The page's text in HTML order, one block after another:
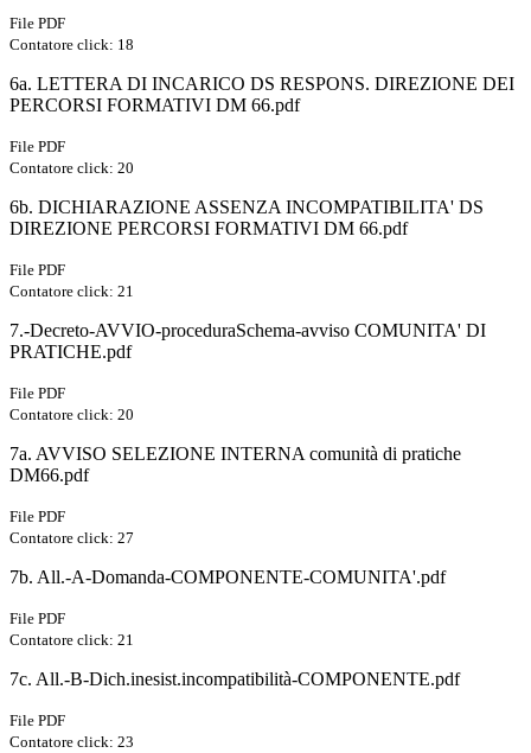
File PDF
Contatore click: 18
6a. LETTERA DI INCARICO DS RESPONS. DIREZIONE DEI
PERCORSI FORMATIVI DM 66.pdf
File PDF
Contatore click: 20
6b. DICHIARAZIONE ASSENZA INCOMPATIBILITA' DS
DIREZIONE PERCORSI FORMATIVI DM 66.pdf
File PDF
Contatore click: 21
7.-Decreto-AVVIO-proceduraSchema-avviso COMUNITA' DI
PRATICHE.pdf
File PDF
Contatore click: 20
7a. AVVISO SELEZIONE INTERNA comunità di pratiche
DM66.pdf
File PDF
Contatore click: 27
7b. All.-A-Domanda-COMPONENTE-COMUNITA'.pdf
File PDF
Contatore click: 21
7c. All.-B-Dich.inesist.incompatibilità-COMPONENTE.pdf
File PDF
Contatore click: 23